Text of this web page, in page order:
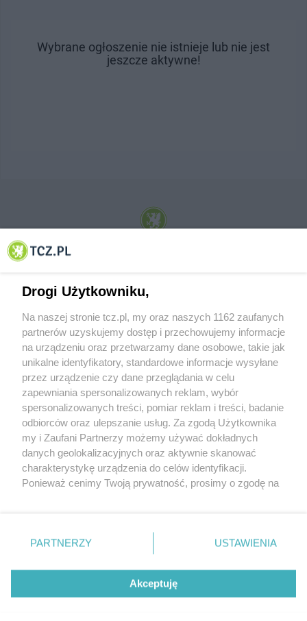
Wybrane ogłoszenie nie istnieje lub nie jest
jeszcze aktywne!
© 2001-2026 Tczew - TCZ.PL Sp. z o.o. Internetowy Serwis Informacyjny Miasta
O FIRMIE POLITYKA PRYWATNOŚCI HOSTING
REKLAMA WSPÓŁPRACA RSS FACEBOOK KONTAKT
Nasze serwisy
Aktualności
Tcz24
Historia miasta
Muzyka i kultura
Archiwum wydarzeń
Zdjęcia miasta
Drogi Użytkowniku,
Na naszej stronie tcz.pl, my oraz naszych 1162 zaufanych
partnerów uzyskujemy dostęp i przechowujemy informacje
na urządzeniu oraz przetwarzamy dane osobowe, takie jak
unikalne identyfikatory, standardowe informacje wysyłane
przez urządzenie czy dane przeglądania w celu
zapewniania spersonalizowanych reklam, wybór
spersonalizowanych treści, pomiar reklam i treści, badanie
odbiorców oraz ulepszanie usług. Za zgodą Użytkownika
my i Zaufani Partnerzy możemy używać dokładnych
danych geolokalizacyjnych oraz aktywnie skanować
charakterystykę urządzenia do celów identyfikacji.
Ponieważ cenimy Twoją prywatność, prosimy o zgodę na
znajdujący się w lewym dolnym rogu strony
. Niektóre
przetwarzaniu. Preferencje będą miały zastosowania tylko
PARTNERZY USTAWIENIA
Akceptuję